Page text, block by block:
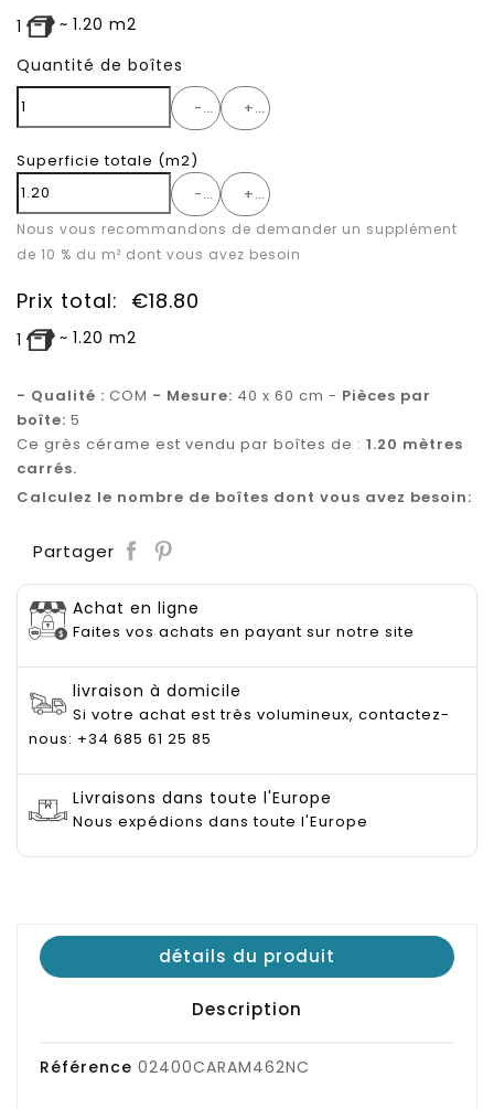
1 ~ 1.20 m2
Quantité de boîtes
- +
Superficie totale (m2)
-
+
Nous vous recommandons de demander un supplément
de 10 % du m² dont vous avez besoin
Prix total: €18.80
1 ~ 1.20 m2
- Qualité : COM - Mesure: 40 x 60 cm - Pièces par
boîte: 5
Ce grès cérame est vendu par boîtes de : 1.20 mètres
carrés.
Calculez le nombre de boîtes dont vous avez besoin:
Partager
Achat en ligne
Faites vos achats en payant sur notre site
livraison à domicile
Si votre achat est très volumineux, contactez-
nous: +34 685 61 25 85
Livraisons dans toute l'Europe
Nous expédions dans toute l'Europe
détails du produit
Description
Référence 02400CARAM462NC